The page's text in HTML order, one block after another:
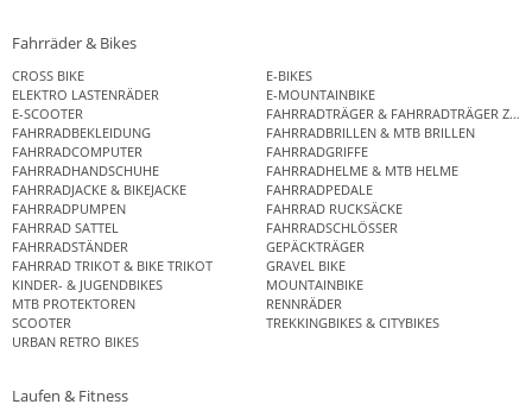
Fahrräder & Bikes
CROSS BIKE
E-BIKES
ELEKTRO LASTENRÄDER
E-MOUNTAINBIKE
E-SCOOTER
FAHRRADTRÄGER & FAHRRADTRÄGER
FAHRRADBEKLEIDUNG
FAHRRADBRILLEN & MTB BRILLEN
FAHRRADCOMPUTER
FAHRRADGRIFFE
FAHRRADHANDSCHUHE
FAHRRADHELME & MTB HELME
FAHRRADJACKE & BIKEJACKE
FAHRRADPEDALE
FAHRRADPUMPEN
FAHRRAD RUCKSÄCKE
FAHRRAD SATTEL
FAHRRADSCHLÖSSER
FAHRRADSTÄNDER
GEPÄCKTRÄGER
FAHRRAD TRIKOT & BIKE TRIKOT
GRAVEL BIKE
KINDER- & JUGENDBIKES
MOUNTAINBIKE
MTB PROTEKTOREN
RENNRÄDER
SCOOTER
TREKKINGBIKES & CITYBIKES
URBAN RETRO BIKES
Laufen & Fitness